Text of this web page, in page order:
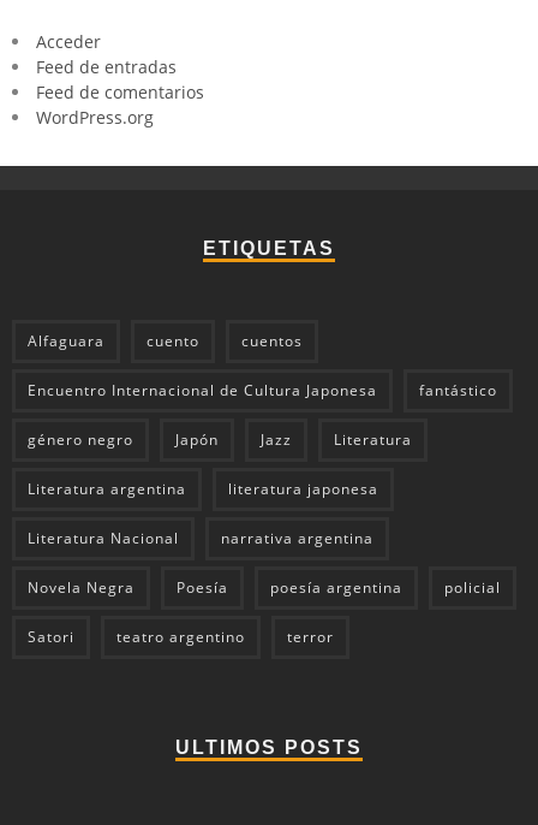
Acceder
Feed de entradas
Feed de comentarios
WordPress.org
ETIQUETAS
Alfaguara cuento cuentos
Encuentro Internacional de Cultura Japonesa fantástico
género negro Japón Jazz Literatura
Literatura argentina literatura japonesa
Literatura Nacional narrativa argentina
Novela Negra Poesía poesía argentina policial
Satori teatro argentino terror
ULTIMOS POSTS